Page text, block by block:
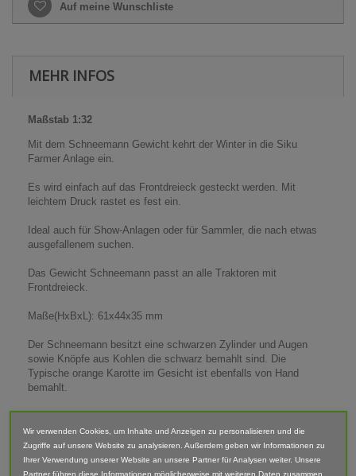
Auf meine Wunschliste
MEHR INFOS
Maßstab 1:32
Mit dem Schneemann Gewicht kehrt der Winter in die Siku
Farmer Anlage ein.
Es wird einfach auf das Frontdreieck gesteckt werden. Mit
leichtem Druck rastet es fest ein.
Ideal auch für Show-Anlagen oder für Sammler, die nach etwas
ausgefallenem suchen.
Das Gewicht Schneemann passt an alle Traktoren mit
Frontdreieck.
Maße(HxBxL): 61x44x35 mm
Der Schneemann besitzt eine schwarzen Zylinder und Augen
sowie Knöpfe aus Kohlen die schwarz bemahlt sind. Die
Typische orange Karotte im Gesicht ist ebenfalls von Hand
bemahlt.
Abgebildete Fahrzeuge und Zubehör sind nicht im Lieferumfang
enthalten.
Wir verwenden Cookies, um Inhalte und Anzeigen zu personalisieren und die
Zugriffe auf unsere Website zu analysieren. Außerdem geben wir Informationen zu
Ihrer Verwendung unserer Website an unsere Partner für Analysen weiter. Unsere
Partner führen diese Informationen möglicherweise mit weiteren Daten zusammen,